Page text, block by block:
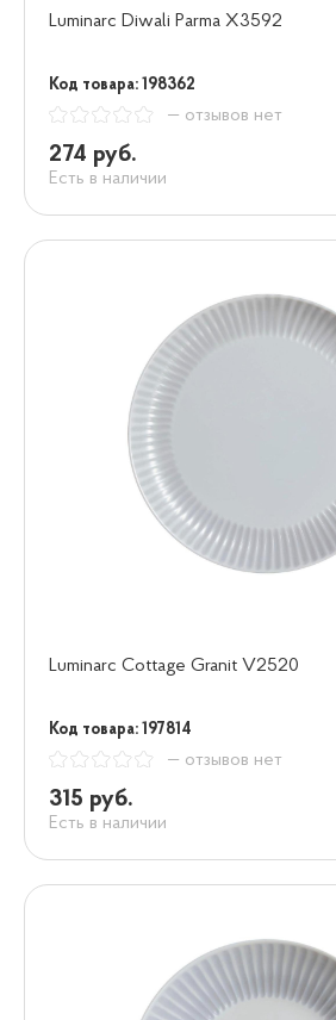
Luminarc Diwali Parma X3592
Код товара: 198362
— отзывов нет
274 руб.
Есть в наличии
Luminarc Cottage Granit V2520
Код товара: 197814
— отзывов нет
315 руб.
Есть в наличии